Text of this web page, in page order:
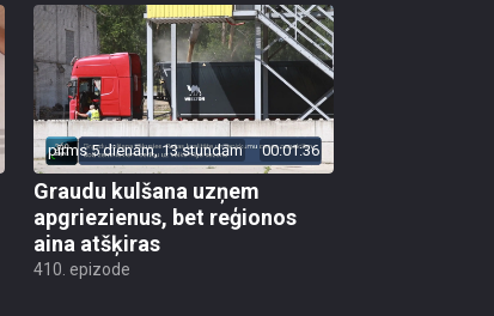
pirms 5 dienām, 13 stundām 00:01:36
Graudu kulšana uzņem
apgriezienus, bet reģionos
aina atšķiras
410. epizode